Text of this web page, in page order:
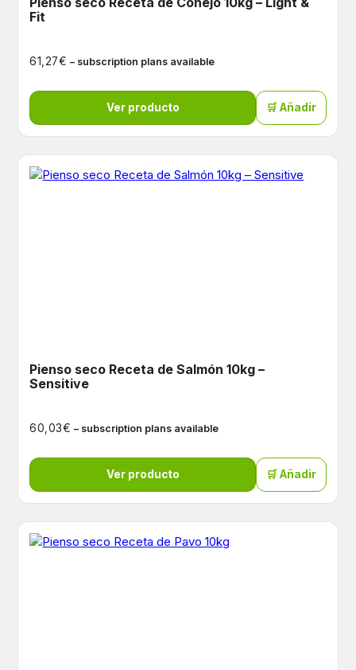
Fit
61,27€ – subscription plans available
Ver producto 🛒 Añadir
Pienso seco Receta de Salmón 10kg –
Sensitive
60,03€ – subscription plans available
Ver producto 🛒 Añadir